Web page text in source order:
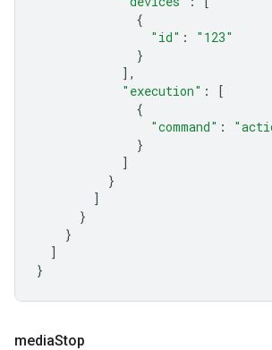
{
"id" :
"123"
}
],
"execution" :
[
{
"command" :
}
]
}
]
}
}
]
}
mediaStop